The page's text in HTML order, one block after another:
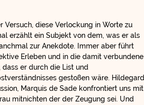
Versuch, diese Verlockung in Worte zu
erzählt ein Subjekt von dem, was er als
zur Anekdote. Immer aber führt
Erleben und in die damit verbundene
er durch die List und
gestoßen wäre. Hildegard
Marquis de Sade konfrontiert uns mit
mitnichten der der Zeugung sei. Und